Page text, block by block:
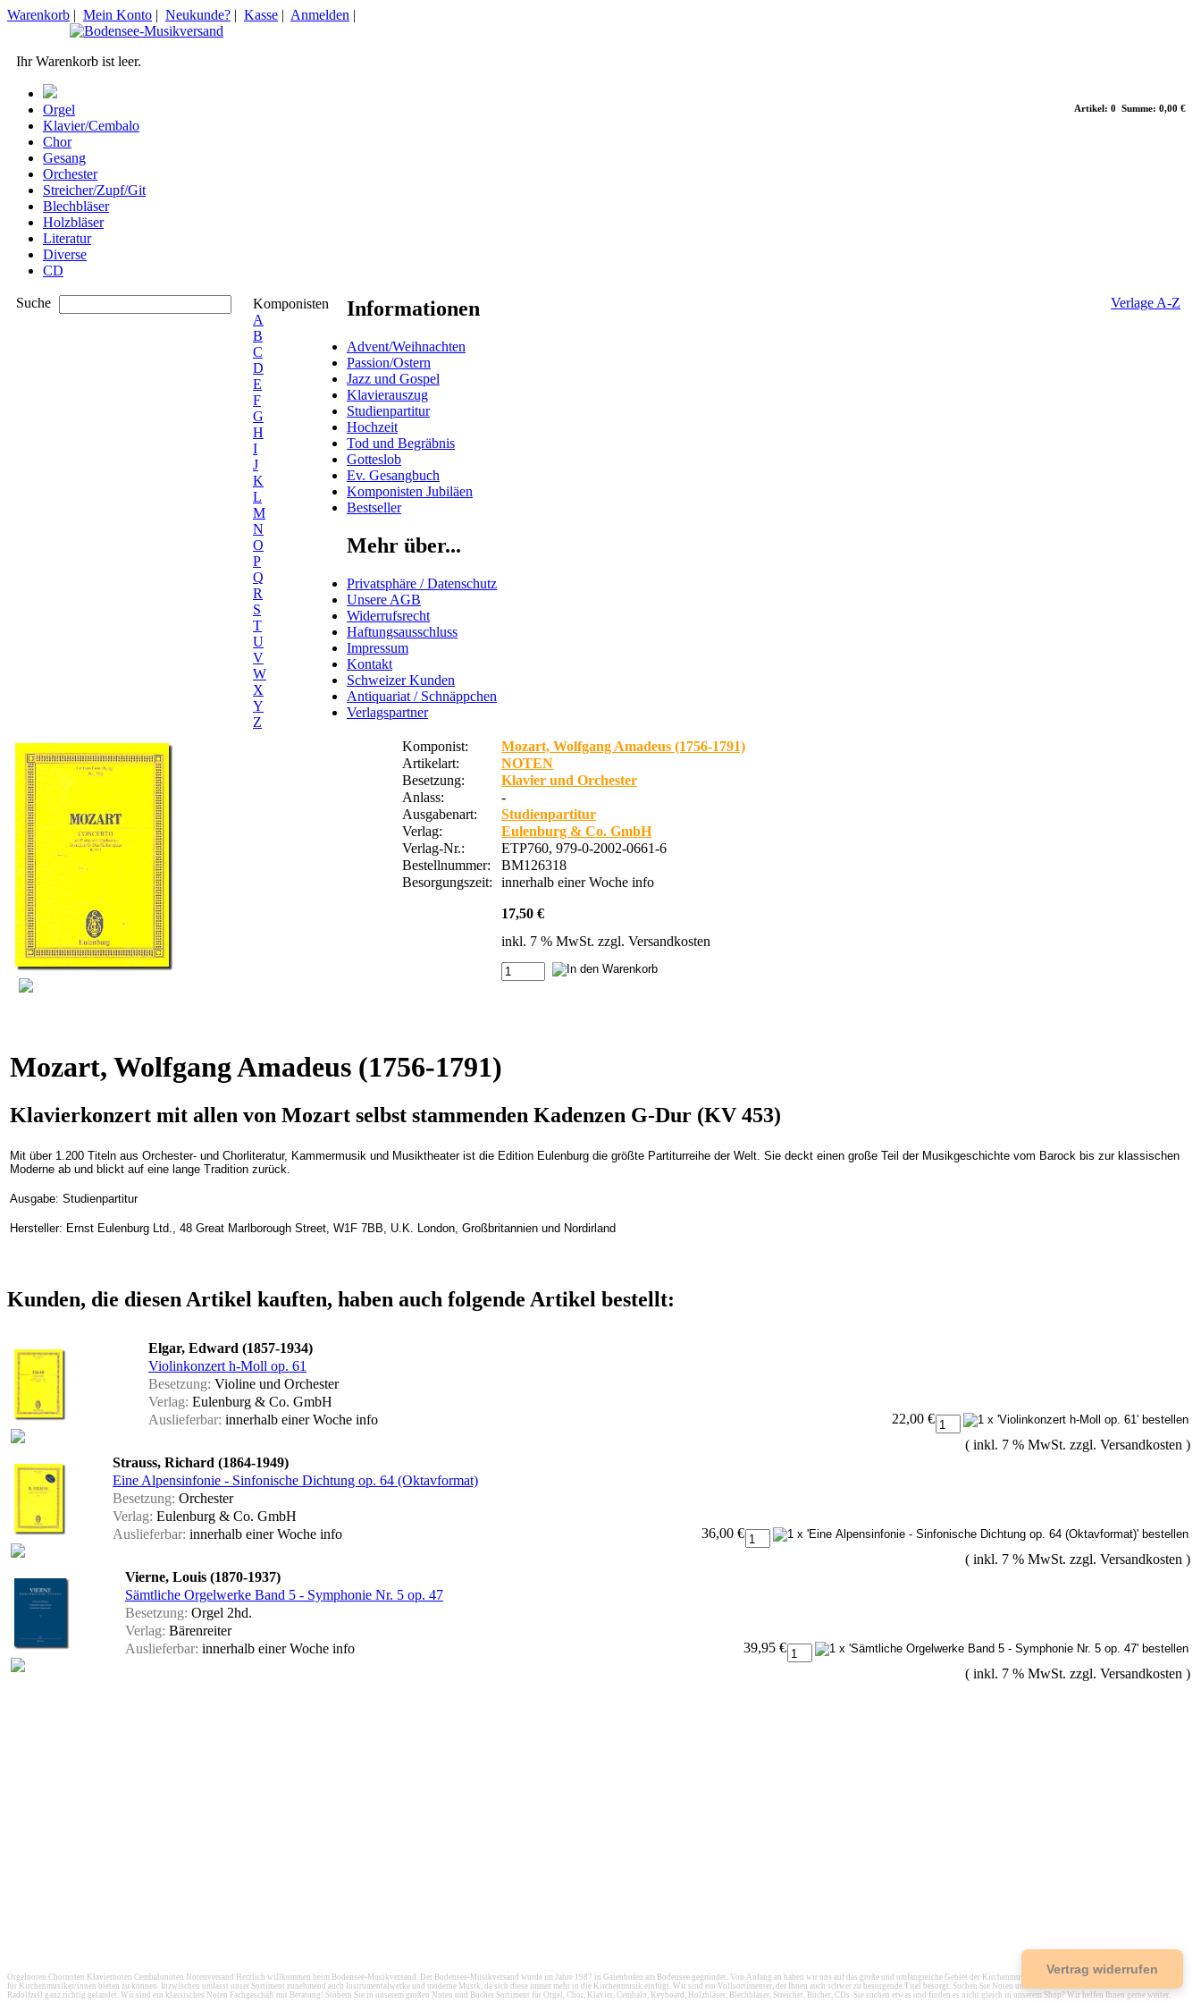
Artikel: 0 Summe: 0,00 €
Warenkorb | Mein Konto | Neukunde? | Kasse | Anmelden |
Ihr Warenkorb ist leer.
Orgel
Klavier/Cembalo
Chor
Gesang
Orchester
Streicher/Zupf/Git
Blechbläser
Holzbläser
Literatur
Diverse
CD
Suche
Komponisten
A
B
C
D
E
F
G
H
I
J
K
L
M
N
O
P
Q
R
S
T
U
V
W
X
Y
Z
Verlage A-Z
Informationen
Advent/Weihnachten
Passion/Ostern
Jazz und Gospel
Klavierauszug
Studienpartitur
Hochzeit
Tod und Begräbnis
Gotteslob
Ev. Gesangbuch
Komponisten Jubiläen
Bestseller
Mehr über...
Privatsphäre / Datenschutz
Unsere AGB
Widerrufsrecht
Haftungsausschluss
Impressum
Kontakt
Schweizer Kunden
Antiquariat / Schnäppchen
Verlagspartner
Komponist:
Mozart, Wolfgang Amadeus (1756-1791)
Artikelart:
NOTEN
Besetzung:
Klavier und Orchester
Anlass:
-
Ausgabenart:
Studienpartitur
Verlag:
Eulenburg & Co. GmbH
Verlag-Nr.:
ETP760, 979-0-2002-0661-6
Bestellnummer:
BM126318
Besorgungszeit:
innerhalb einer Woche info
17,50 €
inkl. 7 % MwSt. zzgl. Versandkosten
Mozart, Wolfgang Amadeus (1756-1791)
Klavierkonzert mit allen von Mozart selbst stammenden Kadenzen G-Dur (KV 453)
Mit über 1.200 Titeln aus Orchester- und Chorliteratur, Kammermusik und Musiktheater ist die Edition Eulenburg die größte Partiturreihe der Welt. Sie deckt einen große Teil der Musikgeschichte vom Barock bis zur klassischen
Moderne ab und blickt auf eine lange Tradition zurück.
Ausgabe: Studienpartitur
Hersteller: Ernst Eulenburg Ltd., 48 Great Marlborough Street, W1F 7BB, U.K. London, Großbritannien und Nordirland
Kunden, die diesen Artikel kauften, haben auch folgende Artikel bestellt:
Elgar, Edward (1857-1934)
Violinkonzert h-Moll op. 61
Besetzung: Violine und Orchester
Verlag: Eulenburg & Co. GmbH
Auslieferbar: innerhalb einer Woche info
22,00 €
( inkl. 7 % MwSt. zzgl. Versandkosten )
Strauss, Richard (1864-1949)
Eine Alpensinfonie - Sinfonische Dichtung op. 64 (Oktavformat)
Besetzung: Orchester
Verlag: Eulenburg & Co. GmbH
Auslieferbar: innerhalb einer Woche info
36,00 €
( inkl. 7 % MwSt. zzgl. Versandkosten )
Vierne, Louis (1870-1937)
Sämtliche Orgelwerke Band 5 - Symphonie Nr. 5 op. 47
Besetzung: Orgel 2hd.
Verlag: Bärenreiter
Auslieferbar: innerhalb einer Woche info
39,95 €
( inkl. 7 % MwSt. zzgl. Versandkosten )
Orgelnoten Chornoten Klaviernoten Cembalonoten Notenversand Herzlich willkommen beim Bodensee-Musikversand. Der Bodensee-Musikversand wurde im Jahre 1987 in Gaienhofen am Bodensee gegründet. Von Anfang an haben wir uns auf das große und umfangreiche Gebiet der Kirchenmusik spezialisiert, um einen umfassenden Service
für Kirchenmusiker/innen bieten zu können. Inzwischen umfasst unser Sortiment zunehmend auch Instrumentalwerke und moderne Musik, da sich diese immer mehr in die Kirchenmusik einfügt. Wir sind ein Vollsortimenter, der Ihnen auch schwer zu besorgende Titel besorgt. Suchen Sie Noten und Musikbücher? Dann sind Sie bei uns in
Radolfzell ganz richtig gelandet. Wir sind ein klassisches Noten Fachgeschäft mit Beratung! Stöbern Sie in unserem großen Noten und Bücher Sortiment für Orgel, Chor, Klavier, Cembalo, Keyboard, Holzbläser, Blechbläser, Streicher, Bücher, CDs. Sie suchen etwas und finden es nicht gleich in unserem Shop? Wir helfen Ihnen gerne weiter.
Vertrag widerrufen